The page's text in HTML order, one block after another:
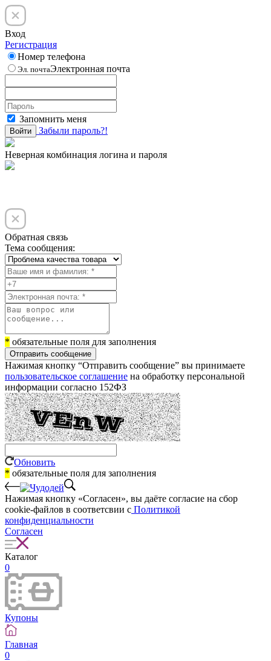
Вход
Регистрация
Номер телефона
Эл. почтаЭлектронная почта
Запомнить меня
Войти Забыли пароль?!
Неверная комбинация логина и пароля
Обратная связь
Тема сообщения:
* обязательные поля для заполнения
Отправить сообщение
Нажимая кнопку “Отправить сообщение” вы принимаете
пользовательское соглашение на обработку персональной
информации согласно 152ФЗ
Обновить
* обязательные поля для заполнения
Нажимая кнопку «Согласен», вы даёте cогласие на сбор
cookie-файлов в соответсвии с Политикой
конфиденциальности
Согласен
Каталог
0
Купоны
Главная
0